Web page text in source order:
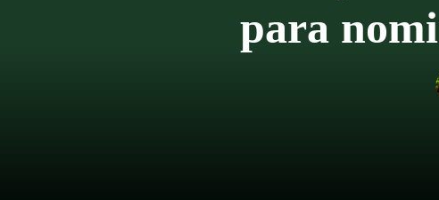
para